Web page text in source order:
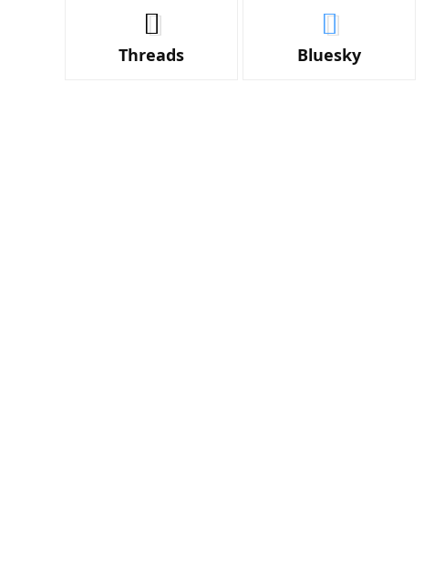
Threads Bluesky